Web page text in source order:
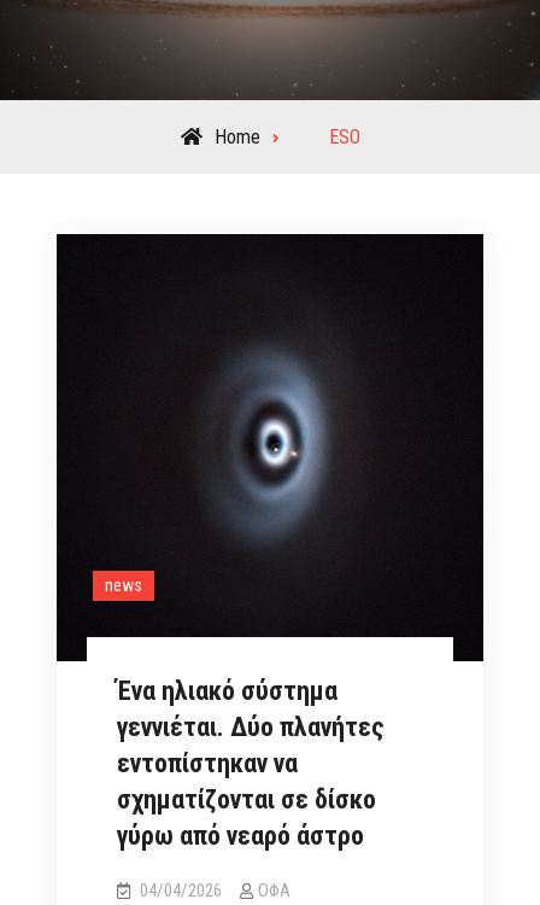
Home
Posts
ESO
news
Ένα ηλιακό σύστημα
γεννιέται. Δύο πλανήτες
εντοπίστηκαν να
σχηματίζονται σε δίσκο
γύρω από νεαρό άστρο
04/04/2026 ΟΦΑ